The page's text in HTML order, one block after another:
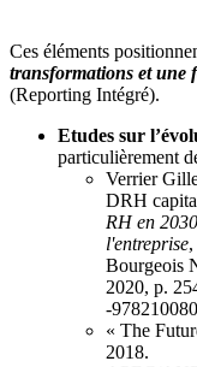
Ces éléments
transformations et une
(Reporting Intégré).
Etudes sur
particulièrement
Verrier
DRH
RH en
l'entreprise
Bourgeois
2020, p.
-
« The
2018.